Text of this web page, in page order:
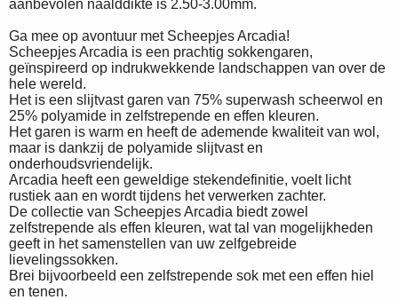
aanbevolen naalddikte is 2.50-3.00mm.
Ga mee op avontuur met Scheepjes Arcadia!
Scheepjes Arcadia is een prachtig sokkengaren,
geïnspireerd op indrukwekkende landschappen van over de
hele wereld.
Het is een slijtvast garen van 75% superwash scheerwol en
25% polyamide in zelfstrepende en effen kleuren.
Het garen is warm en heeft de ademende kwaliteit van wol,
maar is dankzij de polyamide slijtvast en
onderhoudsvriendelijk.
Arcadia heeft een geweldige stekendefinitie, voelt licht
rustiek aan en wordt tijdens het verwerken zachter.
De collectie van Scheepjes Arcadia biedt zowel
zelfstrepende als effen kleuren, wat tal van mogelijkheden
geeft in het samenstellen van uw zelfgebreide
lievelingssokken.
Brei bijvoorbeeld een zelfstrepende sok met een effen hiel
en tenen.